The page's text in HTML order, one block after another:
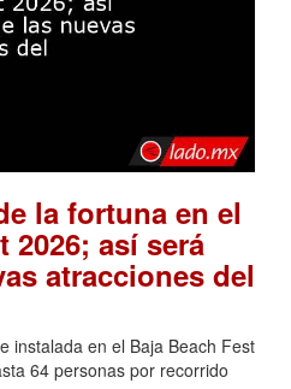
la fortuna en el
2026; así será
atracciones del
instalada en el Baja Beach Fest
64 personas por recorrido